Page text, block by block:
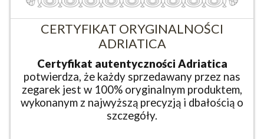
CERTYFIKAT ORYGINALNOŚCI
ADRIATICA
Certyfikat autentyczności Adriatica
potwierdza, że każdy sprzedawany przez nas
zegarek jest w 100% oryginalnym produktem,
wykonanym z najwyższą precyzją i dbałością o
szczegóły.